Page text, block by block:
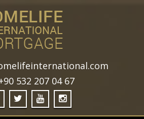
532 207 04 67